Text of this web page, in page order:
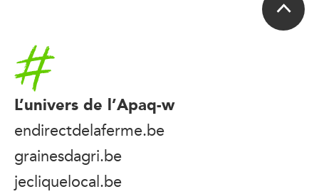
Accueil
L’univers de l’Apaq-w
endirectdelaferme.be
grainesdagri.be
jecliquelocal.be